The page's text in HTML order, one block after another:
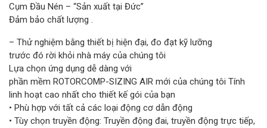
Cụm Đầu Nén – “Sản xuất tại Đức”
Đảm bảo chất lượng .
– Thử nghiệm bằng thiết bị hiện đại, đo đạt kỹ lưỡng
trước đó rời khỏi nhà máy của chúng tôi
Lựa chọn ứng dụng dễ dàng với
phần mềm ROTORCOMP-SIZING AIR mới của chúng tôi Tính
linh hoạt cao nhất cho thiết kế gói của bạn
• Phù hợp với tất cả các loại động cơ dẫn động
• Tùy chọn truyền động: Truyền động đai, truyền động trực tiếp,